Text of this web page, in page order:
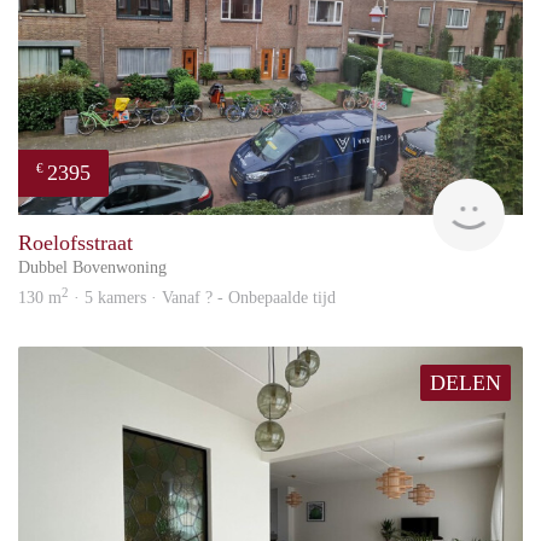
€ 2395
Roelofsstraat
Dubbel Bovenwoning
130 m2 · 5 kamers · Vanaf ? - Onbepaalde tijd
DELEN